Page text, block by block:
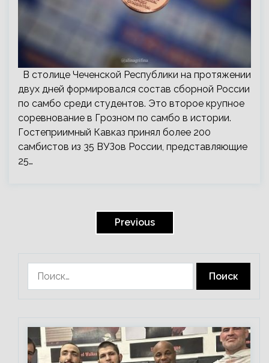
В столице Чеченской Республики на протяжении
двух дней формировался состав сборной России
по самбо среди студентов. Это второе крупное
соревнование в Грозном по самбо в истории.
Гостеприимный Кавказ принял более 200
самбистов из 35 ВУЗов России, представляющие
25…
Previous